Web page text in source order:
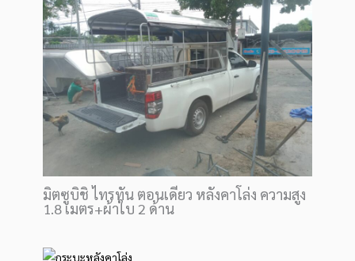
มิตซูบิชิ ไทรทัน ตอนเดียว หลังคาโล่ง ความสูง
1.8 เมตร+ผ้าใบ 2 ด้าน